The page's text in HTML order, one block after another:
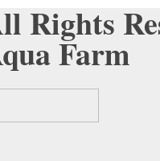
Rights
Farm